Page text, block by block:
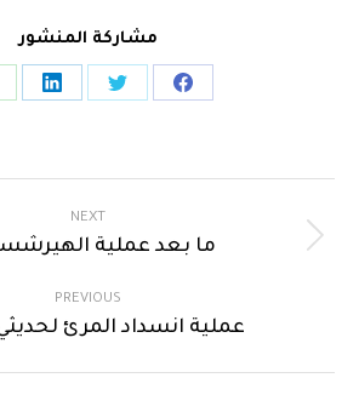
مشاركة المنشور
PREVIOUS
عملية انسداد المرئ لحديثي
NEXT
ما بعد عملية